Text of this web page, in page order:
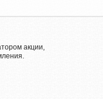
акции,